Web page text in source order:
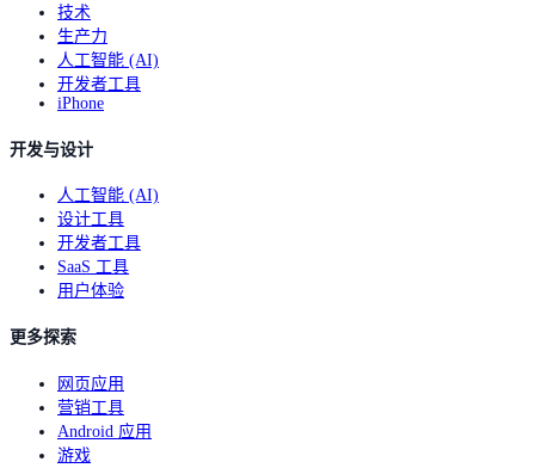
技术
生产力
人工智能 (AI)
开发者工具
iPhone
开发与设计
人工智能 (AI)
设计工具
开发者工具
SaaS 工具
用户体验
更多探索
网页应用
营销工具
Android 应用
游戏